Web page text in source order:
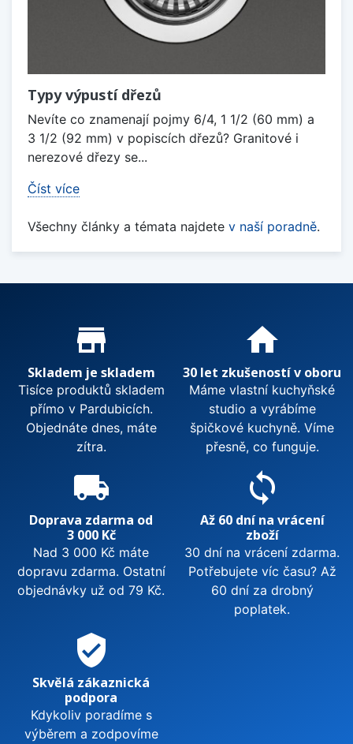
Typy výpustí dřezů
Nevíte co znamenají pojmy 6/4, 1 1/2 (60 mm) a
3 1/2 (92 mm) v popiscích dřezů? Granitové i
nerezové dřezy se...
Číst více
Všechny články a témata najdete v naší poradně.
Proč nakupovat u nás?
store_mall_directory
Skladem je skladem
Tisíce produktů skladem
přímo v Pardubicích.
Objednáte dnes, máte
zítra.
home
30 let zkušeností v oboru
Máme vlastní kuchyňské
studio a vyrábíme
špičkové kuchyně. Víme
přesně, co funguje.
local_shipping
Doprava zdarma od
3 000 Kč
Nad 3 000 Kč máte
dopravu zdarma. Ostatní
objednávky už od 79 Kč.
sync
Až 60 dní na vrácení
zboží
30 dní na vrácení zdarma.
Potřebujete víc času? Až
60 dní za drobný
poplatek.
verified_user
Skvělá zákaznická
podpora
Kdykoliv poradíme s
výběrem a zodpovíme